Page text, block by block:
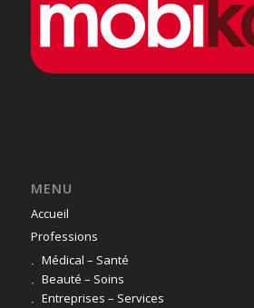
MENU
Accueil
Professions
Médical – Santé
Beauté – Soins
Entreprises – Services